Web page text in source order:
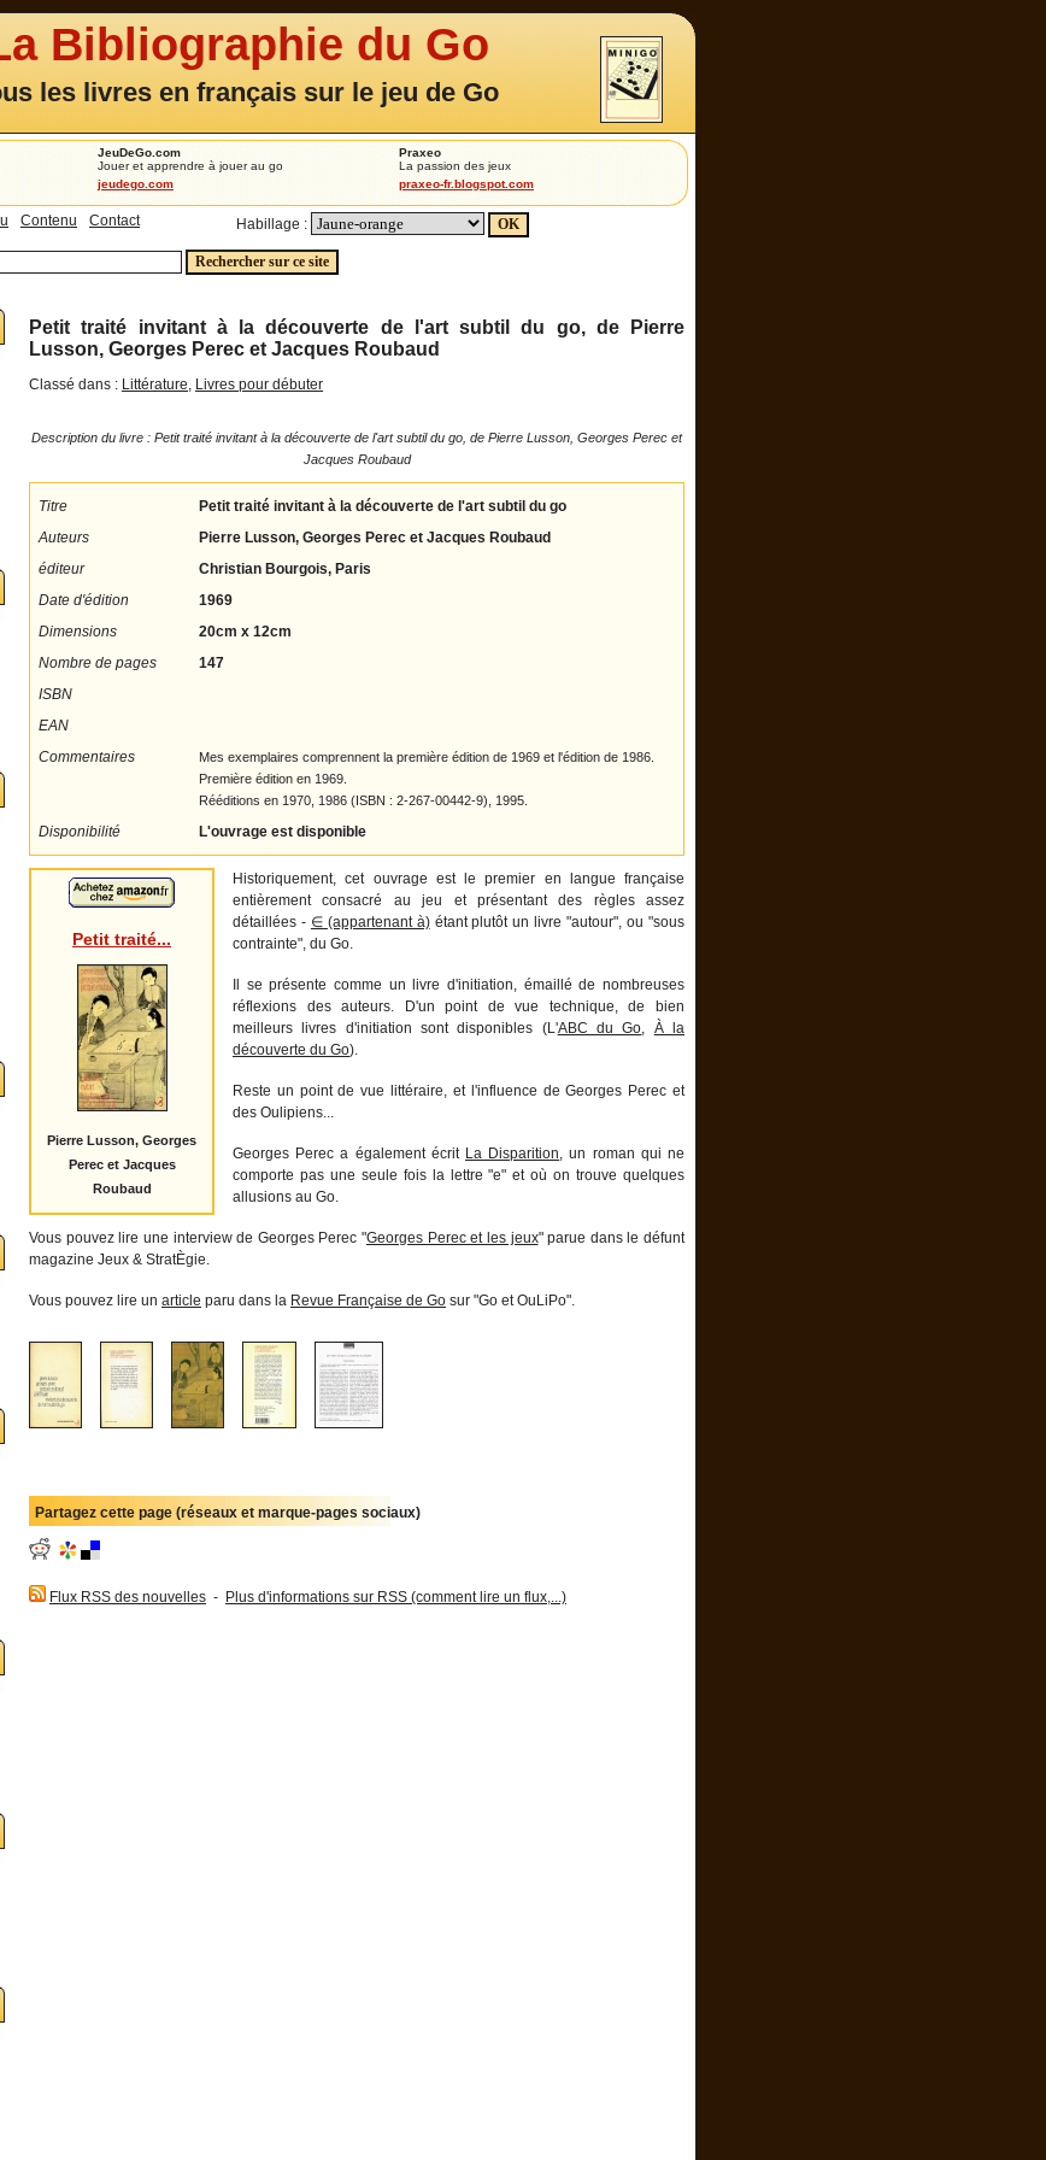
Bibliographie du Go
les livres en français sur le jeu de Go
JeuDeGo.com
Jouer et apprendre à jouer au go
jeudego.com
Praxeo
La passion des jeux
praxeo-fr.blogspot.com
Contenu Contact Habillage :
Petit traité invitant à la découverte de l'art subtil du go, de Pierre
Lusson, Georges Perec et Jacques Roubaud
Classé dans : Littérature, Livres pour débuter
Description du livre : Petit traité invitant à la découverte de l'art subtil du go, de Pierre Lusson, Georges Perec et
Jacques Roubaud
Titre
Petit traité invitant à la découverte de l'art subtil du go
Auteurs
Pierre Lusson, Georges Perec et Jacques Roubaud
éditeur
Christian Bourgois, Paris
Date d'édition
1969
Dimensions
20cm x 12cm
Nombre de pages
147
ISBN
EAN
Commentaires
Mes exemplaires comprennent la première édition de 1969 et l'édition de 1986.
Première édition en 1969.
Rééditions en 1970, 1986 (ISBN : 2-267-00442-9), 1995.
Disponibilité L'ouvrage est disponible
Petit traité...
Pierre Lusson, Georges
Perec et Jacques
Roubaud
Historiquement, cet ouvrage est le premier en langue française
entièrement consacré au jeu et présentant des règles assez
détaillées - ∈ (appartenant à)étant plutôt un livre "autour", ou "sous
contrainte", du Go.
Il se présente comme un livre d'initiation, émaillé de nombreuses
réflexions des auteurs. D'un point de vue technique, de bien
meilleurs livres d'initiation sont disponibles (L'ABC du Go, À la
découverte du Go).
Reste un point de vue littéraire, et l'influence de Georges Perec et
des Oulipiens...
Georges Perec a également écrit La Disparition, un roman qui ne
comporte pas une seule fois la lettre "e" et où on trouve quelques
allusions au Go.
Vous pouvez lire une interview de Georges Perec "Georges Perec et les jeux" parue dans le défunt
magazine Jeux & StratÈgie.
Vous pouvez lire un article paru dans la Revue Française de Go sur "Go et OuLiPo".
Partagez cette page (réseaux et marque-pages sociaux)
Flux RSS des nouvelles - Plus d'informations sur RSS (comment lire un flux,...)